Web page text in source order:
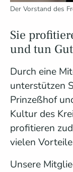
Der Vorstand des
Sie
und tun
Durch eine
unterstützen
Prinzeßhof
Kultur des
profitieren
vielen
Unsere